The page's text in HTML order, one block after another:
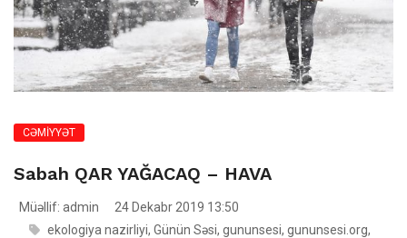
CƏMİYYƏT
Sabah QAR YAĞACAQ – HAVA
Müəllif: admin
24 Dekabr 2019 13:50
ekologiya nazirliyi, Günün Səsi, gununsesi, gununsesi.org,